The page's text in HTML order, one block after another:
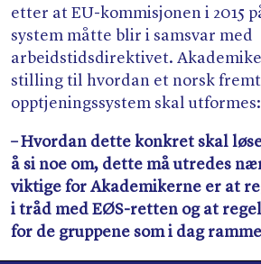
etter at EU-kommisjonen i 2015
system måtte blir i samsvar med
arbeidstidsdirektivet.
stilling til hvordan et norsk
opptjeningssystem skal utformes:
– Hvordan dette konkret skal
å si noe om, dette må utredes
viktige for Akademikerne er at
i tråd med EØS-retten og at
for de gruppene som i dag